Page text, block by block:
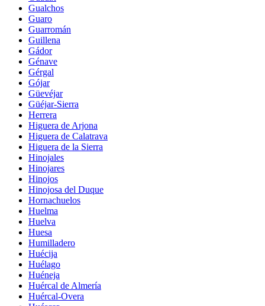
Gualchos
Guaro
Guarromán
Guillena
Gádor
Génave
Gérgal
Gójar
Güevéjar
Güéjar-Sierra
Herrera
Higuera de Arjona
Higuera de Calatrava
Higuera de la Sierra
Hinojales
Hinojares
Hinojos
Hinojosa del Duque
Hornachuelos
Huelma
Huelva
Huesa
Humilladero
Huécija
Huélago
Huéneja
Huércal de Almería
Huércal-Overa